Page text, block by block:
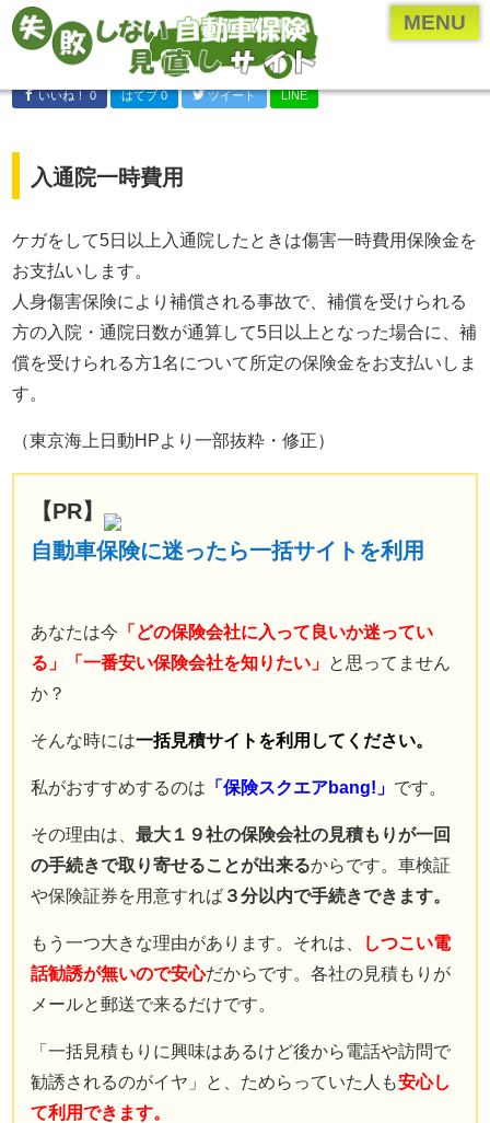
MENU
ページメニュー一覧
乗り換え(切り替え)・見直しについて
保険のプロ直伝、お得な情報やとっておきの情報
各保険会社・保険業界の研究
年齢・車種別の保険内容を検証
自動車保険の付随知識
自動車保険の基礎知識
運営者について
運営者：河原あたる
代理店に勤める前は
ペーパードライバー。
保険業界に入るまで
自動車保険の知識は全くなかった。
年間３００件以上の
自動車事故の対応を行う。
自動車事故の場合には
契約者と相手との交渉なども行う。
自動車保険の知識ゼロから様々な経験を重ねることで理解した
もっと多くの人に知ってほしいと願い、このサイトを立ち上げ
る。Read More…
プライバシーポリシー（個人情報保護方針）
免責事項
お問い合わせフォーム
サイトマップ
いいね！ 0 はてブ 0 ツイート LINE
入通院一時費用
ケガをして5日以上入通院したときは傷害一時費用保険金を
お支払いします。
人身傷害保険により補償される事故で、補償を受けられる
方の入院・通院日数が通算して5日以上となった場合に、補
償を受けられる方1名について所定の保険金をお支払いしま
す。
（東京海上日動HPより一部抜粋・修正）
【PR】
自動車保険に迷ったら一括サイトを利用
あなたは今 「どの保険会社に入って良いか迷ってい
る」「一番安い保険会社を知りたい」 と思ってません
か？
そんな時には一括見積サイトを利用してください。
私がおすすめするのは 「保険スクエアbang!」 です。
その理由は、最大１９社の保険会社の見積もりが一回
の手続きで取り寄せることが出来るからです。車検証
や保険証券を用意すれば ３分以内で手続きできます。
もう一つ大きな理由があります。それは、
しつこい電
話勧誘が無いので安心だからです。各社の見積もりが
メールと郵送で来るだけです。
「一括見積もりに興味はあるけど後から電話や訪問で
勧誘されるのがイヤ」と、ためらっていた人も安心し
て利用できます。